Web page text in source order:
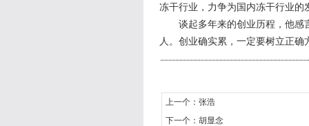
冻干行业，力争为国内冻干行业的
谈起多年来的创业历程，他感言
人。创业确实累，一定要树立正
上一个： 张浩
下一个： 胡显念